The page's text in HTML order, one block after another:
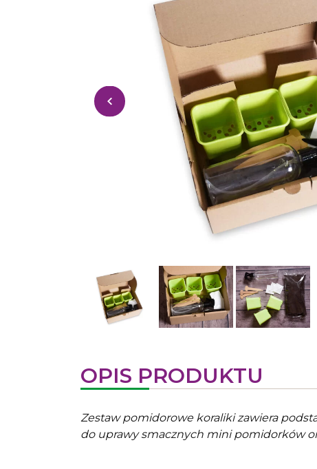
OPIS PRODUKTU
Zestaw pomidorowe koraliki zawiera
do uprawy smacznych mini pomidorków